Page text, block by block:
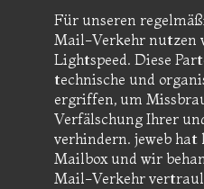
Für unseren
Mail-Verkehr nutzen
Lightspeed. Diese
technische und
ergriffen, um
Verfälschung Ihrer
verhindern. jeweb
Mailbox und wir
Mail-Verkehr